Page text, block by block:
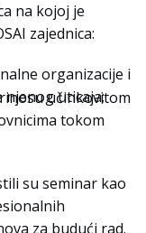
na kojoj je
zajednica:
organizacije i
njenog uticaja;
učinkovitom
tokom
su seminar kao
za budući rad.